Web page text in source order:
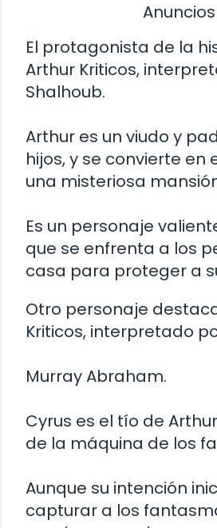
Anuncios
El protagonista de la
Arthur Kriticos,
Shalhoub.
Arthur es un viudo y
hijos, y se convierte en
una misteriosa
Es un personaje
que se enfrenta a los
casa para proteger a
Otro personaje
Kriticos, interpretado
Murray Abraham.
Cyrus es el tío de
de la máquina de los
Aunque su intención
capturar a los